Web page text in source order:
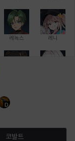
레녹스 레니
D
코발트